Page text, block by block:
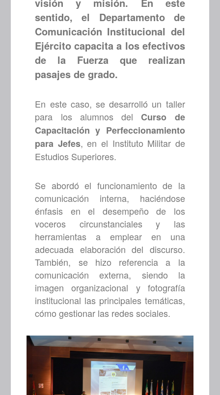
sentido, el Departamento de
Comunicación Institucional del
Ejército capacita a los efectivos
de la Fuerza que realizan
pasajes de grado.
En este caso, se desarrolló un taller
para los alumnos delCurso de
Capacitación y Perfeccionamiento
para Jefes, en el Instituto Militar de
Estudios Superiores.
Se abordó el funcionamiento de la
comunicación interna, haciéndose
énfasis en el desempeño de los
voceros circunstanciales y las
herramientas a emplear en una
adecuada elaboración del discurso.
También, se hizo referencia a la
comunicación externa, siendo la
imagen organizacional y fotografía
institucional las principales temáticas,
cómo gestionar las redes sociales.